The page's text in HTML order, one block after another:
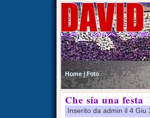
Home | Foto
Che sia una festa
Inserito da admin il 4